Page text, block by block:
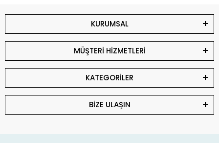
KURUMSAL
MÜŞTERİ HİZMETLERİ
KATEGORİLER
BİZE ULAŞIN